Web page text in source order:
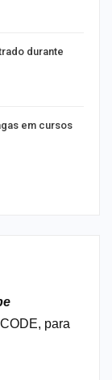
durante
em cursos
para